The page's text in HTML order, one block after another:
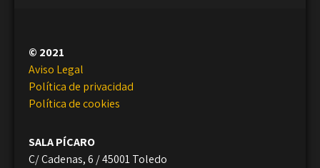
© 2021
Aviso Legal
Política de privacidad
Política de cookies
SALA PÍCARO
C/ Cadenas, 6 / 45001 Toledo